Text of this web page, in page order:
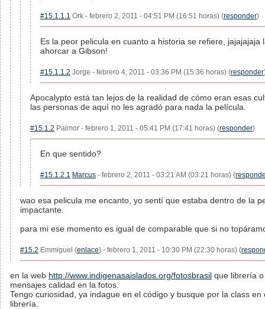
#15.1.1.1 Ork - febrero 2, 2011 - 04:51 PM (16:51 horas) (responder)
Es la peor pelicula en cuanto a historia se refiere,
ahorcar a Gibson!
#15.1.1.2 Jorge - febrero 4, 2011 - 03:36 PM (15:36 horas) (responder
Apocalypto está tan lejos de la realidad de cómo eran esas
las personas de aquí no les agradó para nada la película.
#15.1.2 Palmor - febrero 1, 2011 - 05:41 PM (17:41 horas) (responder)
En que sentido?
#15.1.2.1 Marcus - febrero 2, 2011 - 03:21 AM (03:21 horas) (
wao esa pelicula me encanto, yo sentí que estaba dentro de la
impactante.
para mi ese momento es igual de comparable que si no
#15.2 Emmiguel (enlace) - febrero 1, 2011 - 10:30 PM (22:30 horas) (
en la web http://www.indigenasaislados.org/fotosbrasil que librería
mensajes calidad en la fotos.
Tengo curiosidad, ya indague en el código y busque por la class
librería.